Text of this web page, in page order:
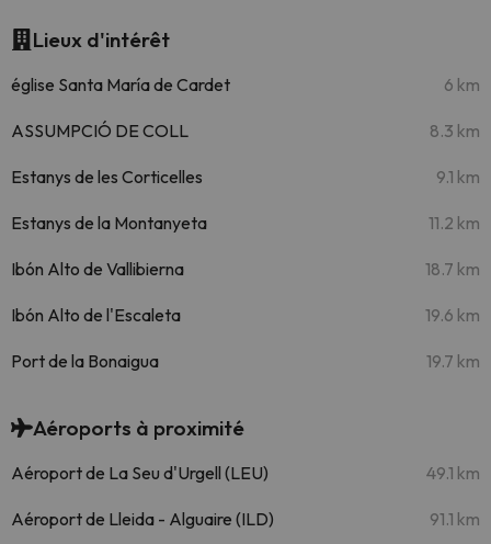
Lieux d'intérêt
église Santa María de Cardet 6 km
ASSUMPCIÓ DE COLL 8.3 km
Estanys de les Corticelles 9.1 km
Estanys de la Montanyeta 11.2 km
Ibón Alto de Vallibierna 18.7 km
Ibón Alto de l'Escaleta 19.6 km
Port de la Bonaigua 19.7 km
Aéroports à proximité
Aéroport de La Seu d'Urgell (LEU) 49.1 km
Aéroport de Lleida - Alguaire (ILD) 91.1 km